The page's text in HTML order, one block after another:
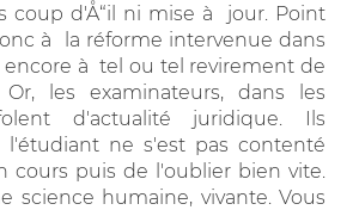
coup d'Å“il ni mise à jour. Point
à la réforme intervenue dans
encore à tel ou tel revirement de
Or, les examinateurs, dans les
d'actualité juridique. Ils
l'étudiant ne s'est pas contenté
cours puis de l'oublier bien vite.
science humaine, vivante. Vous